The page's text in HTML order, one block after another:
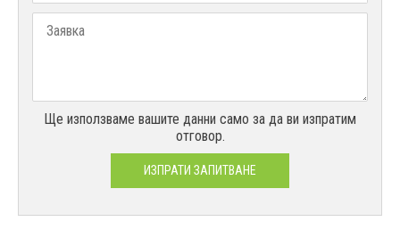
Ще използваме вашите данни само за да ви изпратим
отговор.
ИЗПРАТИ ЗАПИТВАНЕ